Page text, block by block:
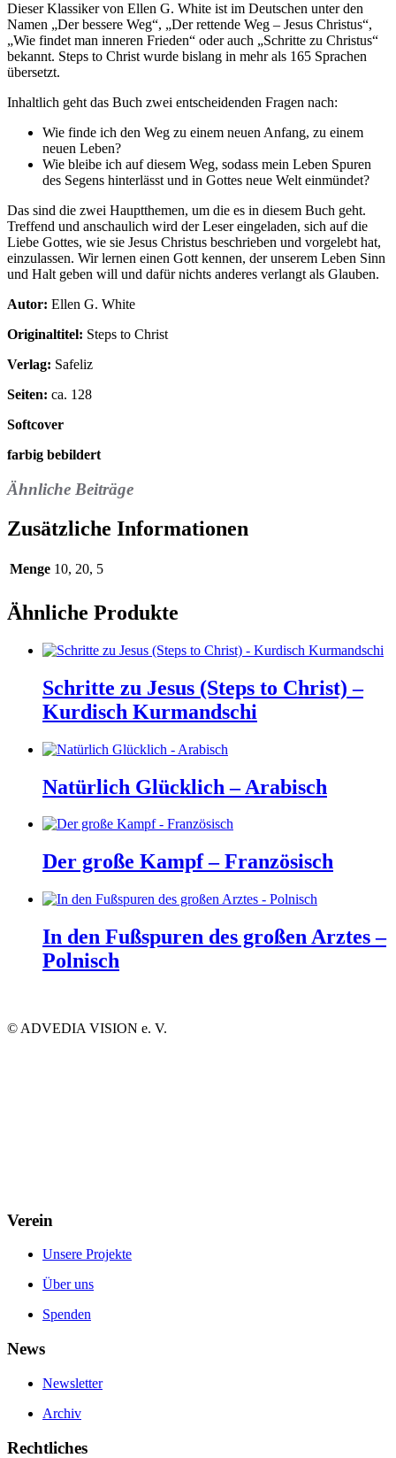
Dieser Klassiker von Ellen G. White ist im Deutschen unter den
Namen „Der bessere Weg“, „Der rettende Weg – Jesus Christus“,
„Wie findet man inneren Frieden“ oder auch „Schritte zu Christus“
bekannt. Steps to Christ wurde bislang in mehr als 165 Sprachen
übersetzt.
Inhaltlich geht das Buch zwei entscheidenden Fragen nach:
Wie finde ich den Weg zu einem neuen Anfang, zu einem
neuen Leben?
Wie bleibe ich auf diesem Weg, sodass mein Leben Spuren
des Segens hinterlässt und in Gottes neue Welt einmündet?
Das sind die zwei Hauptthemen, um die es in diesem Buch geht.
Treffend und anschaulich wird der Leser eingeladen, sich auf die
Liebe Gottes, wie sie Jesus Christus beschrieben und vorgelebt hat,
einzulassen. Wir lernen einen Gott kennen, der unserem Leben Sinn
und Halt geben will und dafür nichts anderes verlangt als Glauben.
Autor: Ellen G. White
Originaltitel: Steps to Christ
Verlag: Safeliz
Seiten: ca. 128
Softcover
farbig bebildert
Ähnliche Beiträge
Zusätzliche Informationen
Menge 10, 20, 5
Ähnliche Produkte
Schritte zu Jesus (Steps to Christ) –
Kurdisch Kurmandschi
Natürlich Glücklich – Arabisch
Der große Kampf – Französisch
In den Fußspuren des großen Arztes –
Polnisch
© ADVEDIA VISION e. V.
Verein
Unsere Projekte
Über uns
Spenden
News
Newsletter
Archiv
Rechtliches